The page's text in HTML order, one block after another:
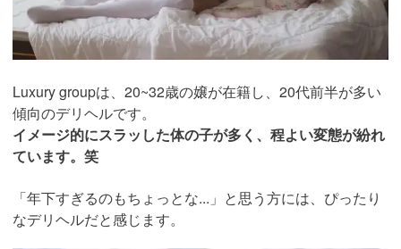
Luxury groupは、20~32歳の嬢が在籍し、20代前半が多い
傾向のデリヘルです。
イメージ的にスラッした体の子が多く、程よい変態が紛れ
ています。笑
「年下すぎるのもちょっとな...」と思う方には、ぴったり
なデリヘルだと感じます。